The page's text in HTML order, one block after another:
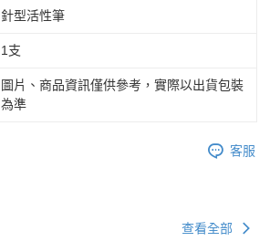
針型活性筆
1支
圖片、商品資訊僅供參考，實際以出貨包裝
為準
客服
查看全部